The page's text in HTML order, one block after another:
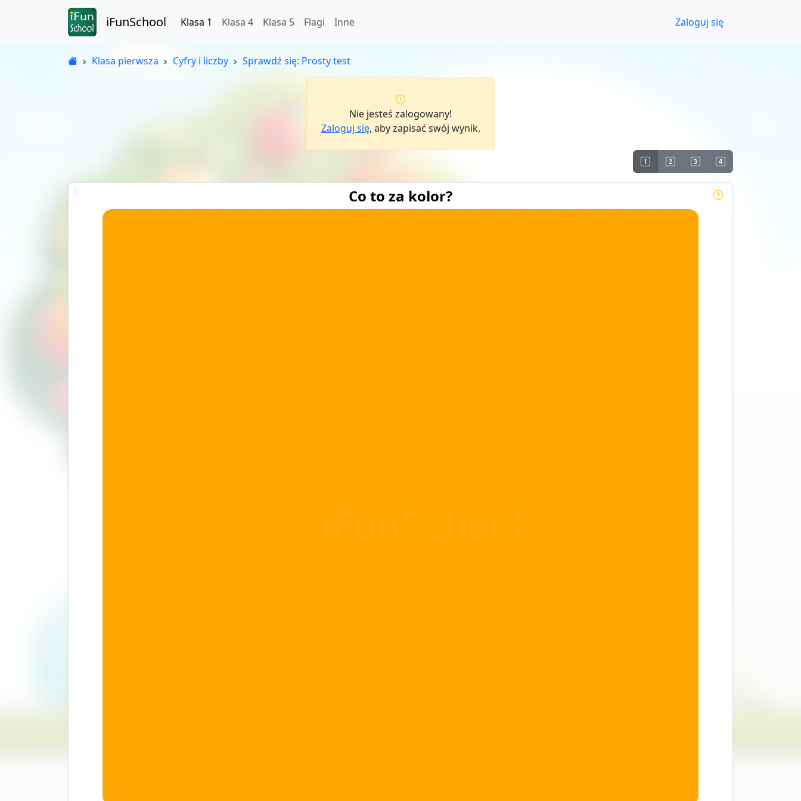
iFunSchool Klasa 1 Klasa 4 Klasa 5 Flagi Inne Zaloguj się
Klasa pierwsza Cyfry i liczby Sprawdź się: Prosty test
Nie jesteś zalogowany!
Zaloguj się, aby zapisać swój wynik.
1 Co to za kolor?